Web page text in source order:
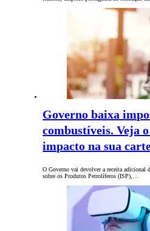
Governo baixa
combustíveis. Veja
impacto na sua
O Governo vai devolver a receita adicional
sobre os Produtos Petrolíferos (ISP),…